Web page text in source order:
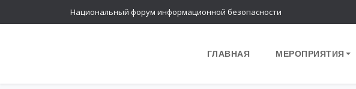
Национальный форум информационной безопасности
ГЛАВНАЯ МЕРОПРИЯТИЯ